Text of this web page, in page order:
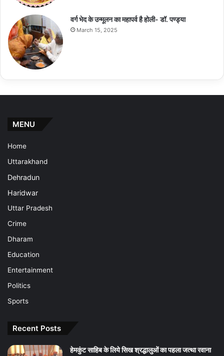
वर्ग भेद के उन्मूलन का महापर्व है होली- डॉ. पण्ड्या
March 15, 2025
MENU
Home
Uttarakhand
Dehradun
Haridwar
Uttar Pradesh
Crime
Dharam
Education
Entertainment
Politics
Sports
Recent Posts
हेमकुंट साहिब के लिये सिख श्रद्धालुओं का पहला जत्था रवाना